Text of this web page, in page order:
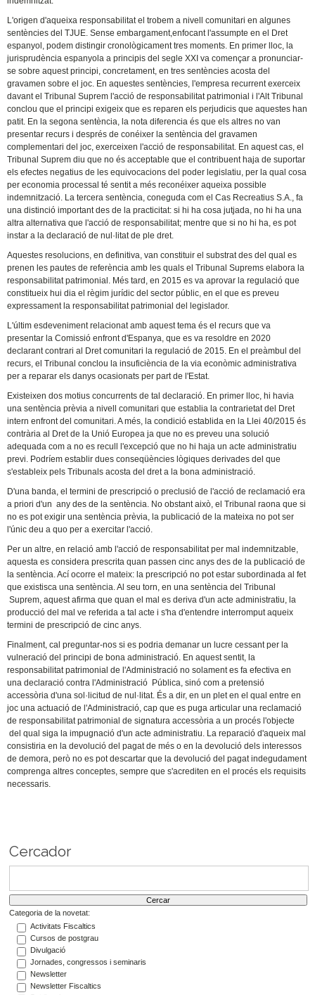
L'origen d'aqueixa responsabilitat el trobem a nivell comunitari en algunes
sentències del TJUE. Sense embargament,enfocant l'assumpte en el Dret
espanyol, podem distingir cronològicament tres moments. En primer lloc, la
jurisprudència espanyola a principis del segle XXI va començar a pronunciar-
se sobre aquest principi, concretament, en tres sentències acosta del
gravamen sobre el joc. En aquestes sentències, l'empresa recurrent exerceix
davant el Tribunal Suprem l'acció de responsabilitat patrimonial i l'Alt Tribunal
conclou que el principi exigeix que es reparen els perjudicis que aquestes han
patit. En la segona sentència, la nota diferencia és que els altres no van
presentar recurs i després de conéixer la sentència del gravamen
complementari del joc, exerceixen l'acció de responsabilitat. En aquest cas, el
Tribunal Suprem diu que no és acceptable que el contribuent haja de suportar
els efectes negatius de les equivocacions del poder legislatiu, per la qual cosa
per economia processal té sentit a més reconéixer aqueixa possible
indemnització. La tercera sentència, coneguda com el Cas Recreatius S.A., fa
una distinció important des de la practicitat: si hi ha cosa jutjada, no hi ha una
altra alternativa que l'acció de responsabilitat; mentre que si no hi ha, es pot
instar a la declaració de nul·litat de ple dret.
Aquestes resolucions, en definitiva, van constituir el substrat des del qual es
prenen les pautes de referència amb les quals el Tribunal Suprems elabora la
responsabilitat patrimonial. Més tard, en 2015 es va aprovar la regulació que
constitueix hui dia el règim jurídic del sector públic, en el que es preveu
expressament la responsabilitat patrimonial del legislador.
L'últim esdeveniment relacionat amb aquest tema és el recurs que va
presentar la Comissió enfront d'Espanya, que es va resoldre en 2020
declarant contrari al Dret comunitari la regulació de 2015. En el preàmbul del
recurs, el Tribunal conclou la insuficiència de la via econòmic administrativa
per a reparar els danys ocasionats per part de l'Estat.
Existeixen dos motius concurrents de tal declaració. En primer lloc, hi havia
una sentència prèvia a nivell comunitari que establia la contrarietat del Dret
intern enfront del comunitari. A més, la condició establida en la Llei 40/2015 és
contrària al Dret de la Unió Europea ja que no es preveu una solució
adequada com a no es recull l'excepció que no hi haja un acte administratiu
previ. Podríem establir dues conseqüències lògiques derivades del que
s'estableix pels Tribunals acosta del dret a la bona administració.
D'una banda, el termini de prescripció o preclusió de l'acció de reclamació era
a priori d'un any des de la sentència. No obstant això, el Tribunal raona que si
no es pot exigir una sentència prèvia, la publicació de la mateixa no pot ser
l'únic deu a quo per a exercitar l'acció.
Per un altre, en relació amb l'acció de responsabilitat per mal indemnitzable,
aquesta es considera prescrita quan passen cinc anys des de la publicació de
la sentència. Ací ocorre el mateix: la prescripció no pot estar subordinada al fet
que existisca una sentència. Al seu torn, en una sentència del Tribunal
Suprem, aquest afirma que quan el mal es deriva d'un acte administratiu, la
producció del mal ve referida a tal acte i s'ha d'entendre interromput aqueix
termini de prescripció de cinc anys.
Finalment, cal preguntar-nos si es podria demanar un lucre cessant per la
vulneració del principi de bona administració. En aquest sentit, la
responsabilitat patrimonial de l'Administració no solament es fa efectiva en
una declaració contra l'Administració Pública, sinó com a pretensió
accessòria d'una sol·licitud de nul·litat. És a dir, en un plet en el qual entre en
joc una actuació de l'Administració, cap que es puga articular una reclamació
de responsabilitat patrimonial de signatura accessòria a un procés l'objecte
del qual siga la impugnació d'un acte administratiu. La reparació d'aqueix mal
consistiria en la devolució del pagat de més o en la devolució dels interessos
de demora, però no es pot descartar que la devolució del pagat indegudament
comprenga altres conceptes, sempre que s'acrediten en el procés els requisits
necessaris.
Cercador
Categoria de la novetat:
Activitats Fiscaltics
Cursos de postgrau
Divulgació
Jornades, congressos i seminaris
Newsletter
Newsletter Fiscaltics